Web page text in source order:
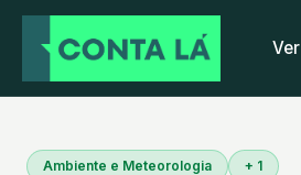
Ambiente e Meteorologia + 1